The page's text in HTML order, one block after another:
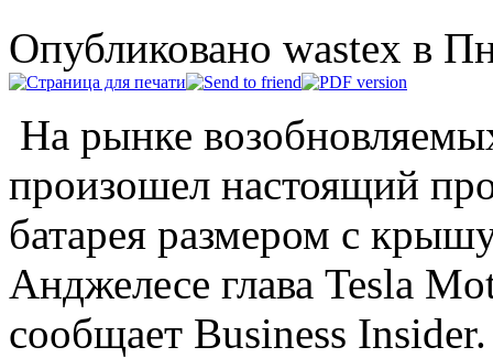
Опубликовано wastex в
На рынке
произошел настоящий
батарея размером с
Анджелесе глава Tesla
сообщает Business Insider.